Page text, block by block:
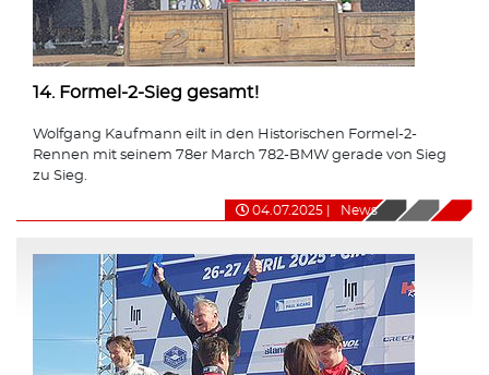
14. Formel-2-Sieg gesamt!
Wolfgang Kaufmann eilt in den Historischen Formel-2-
Rennen mit seinem 78er March 782-BMW gerade von Sieg
zu Sieg.
04.07.2025 News